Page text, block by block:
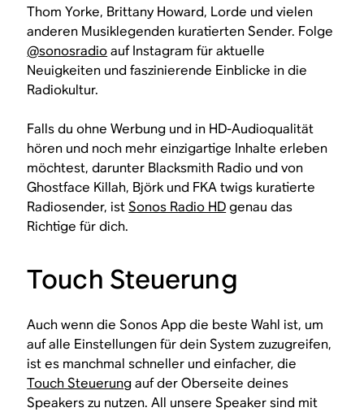
Thom Yorke, Brittany Howard, Lorde und vielen
anderen Musiklegenden kuratierten Sender. Folge
@sonosradioauf Instagram für aktuelle
Neuigkeiten und faszinierende Einblicke in die
Radiokultur.
Falls du ohne Werbung und in HD-Audioqualität
hören und noch mehr einzigartige Inhalte erleben
möchtest, darunter Blacksmith Radio und von
Ghostface Killah, Björk und FKA twigs kuratierte
Radiosender, istSonos Radio HDgenau das
Richtige für dich.
Touch Steuerung
Auch wenn die Sonos App die beste Wahl ist, um
auf alle Einstellungen für dein System zuzugreifen,
ist es manchmal schneller und einfacher, die
Touch Steuerungauf der Oberseite deines
Speakers zu nutzen. All unsere Speaker sind mit